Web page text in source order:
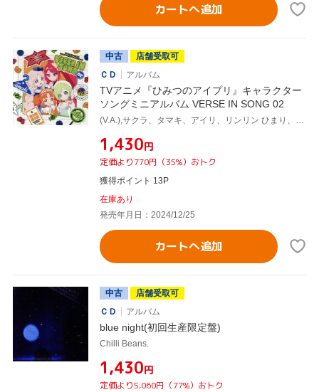
カートへ追加
中古
店舗受取可
ＣＤ
アルバム
TVアニメ『ひみつのアイプリ』キャラクター
ソングミニアルバム VERSE IN SONG 02
¥1,430円
定価より770円（35%）おトク
獲得ポイント 13P
在庫あり
発売年月日：2024/12/25
カートへ追加
中古
店舗受取可
ＣＤ
アルバム
blue night(初回生産限定盤)
Chilli Beans.
¥1,430円
定価より5,060円（77%）おトク